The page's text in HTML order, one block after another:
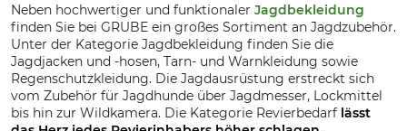
Neben hochwertiger und funktionaler Jagdbekleidung
finden Sie bei GRUBE ein großes Sortiment an Jagdzubehör.
Unter der Kategorie Jagdbekleidung finden Sie die
Jagdjacken und -hosen, Tarn- und Warnkleidung sowie
Regenschutzkleidung. Die Jagdausrüstung erstreckt sich
vom Zubehör für Jagdhunde über Jagdmesser, Lockmittel
bis hin zur Wildkamera. Die Kategorie Revierbedarf lässt